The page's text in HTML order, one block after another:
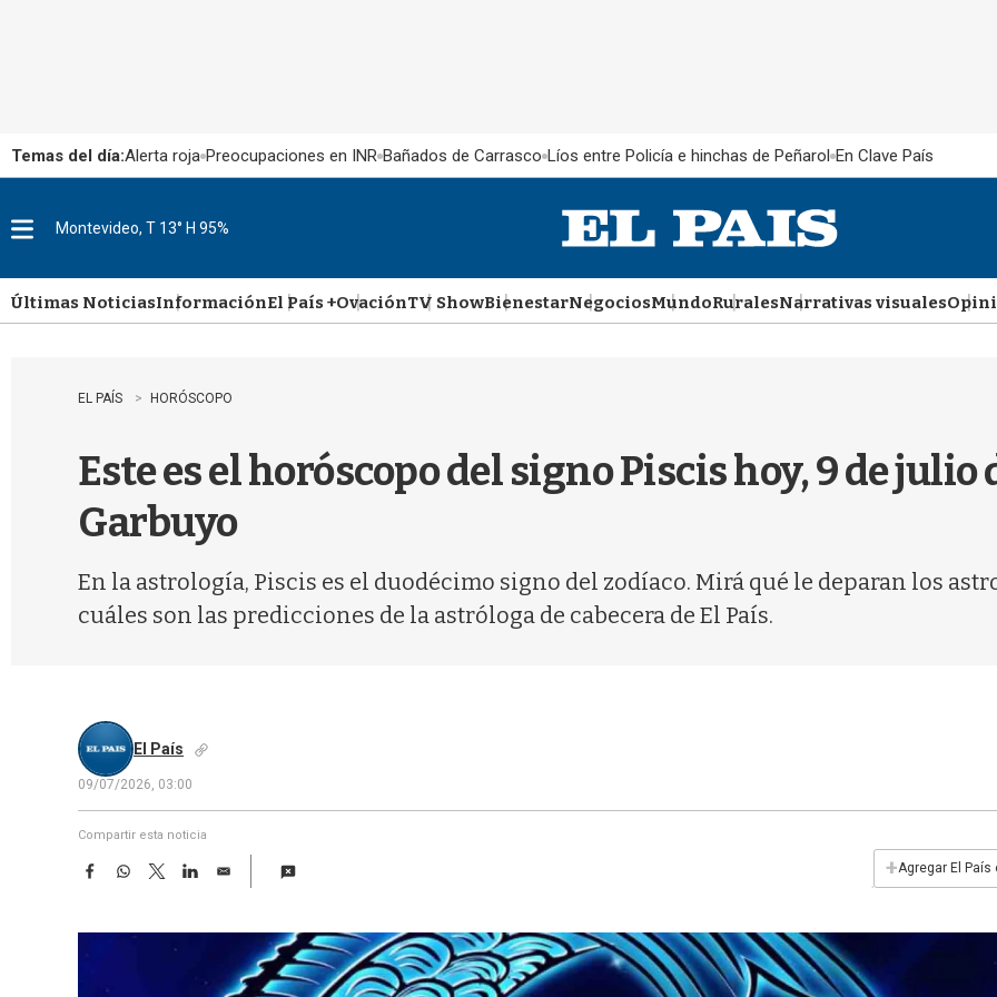
Temas del día:Alerta roja Preocupaciones en INR Bañados de Carrasco Líos entre Policía e hinchas de Peñarol En Clave País
u
Montevideo, T 13° H 95%
Últimas NoticiasInformaciónEl País +OvaciónTV ShowBienestarNegociosMundoRuralesNarrativas visuales
EL PAÍS HORÓSCOPO
Este es el horóscopo del signo Piscis hoy, 9 de julio
Garbuyo
En la astrología, Piscis es el duodécimo signo del zodíaco. Mirá qué le deparan los
cuáles son las predicciones de la astróloga de cabecera de El País.
El País
09/07/2026, 03:00
Compartir esta noticia
F
e
W
t
T
w
t
L
k
E
i
+Agregar El País